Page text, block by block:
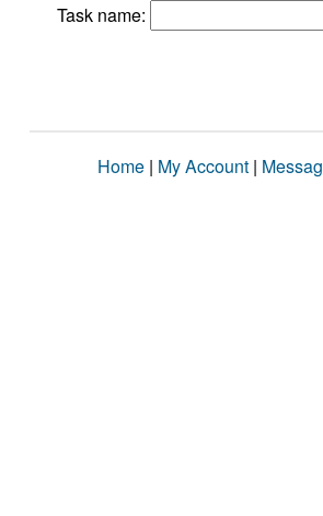
Task name:
Home | My Account |